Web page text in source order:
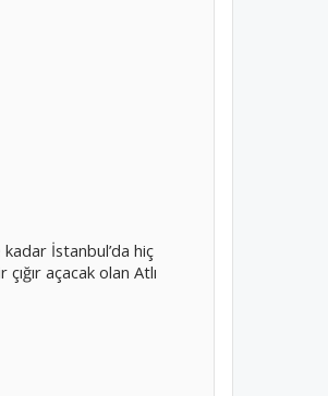
kadar İstanbul’da hiç
açacak olan Atlı